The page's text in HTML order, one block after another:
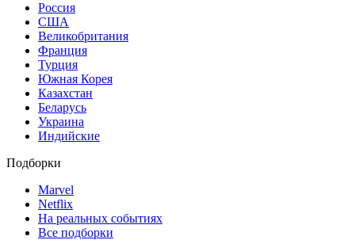
Россия
США
Великобритания
Франция
Турция
Южная Корея
Казахстан
Беларусь
Украина
Индийские
Подборки
Marvel
Netflix
На реальных событиях
Все подборки